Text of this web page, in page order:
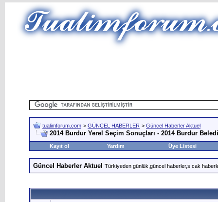
tualimforum.com > GÜNCEL HABERLER > Güncel Haberler Aktuel
2014 Burdur Yerel Seçim Sonuçları - 2014 Burdur
Kayıt ol Yardım Üye Listesi
Güncel Haberler Aktuel Türkiyeden günlük,güncel haberler,sıcak